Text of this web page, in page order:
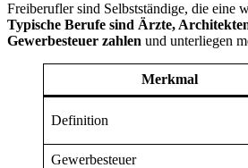
Freiberufler sind Selbstständige, die eine
Typische Berufe sind Ärzte,
Gewerbesteuer zahlen und unterliegen
Merkmal
Definition
Gewerbesteuer